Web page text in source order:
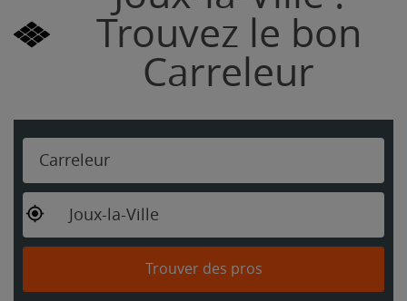
Trouvez le bon
Carreleur
Carreleur
Joux-la-Ville
Trouver des pros